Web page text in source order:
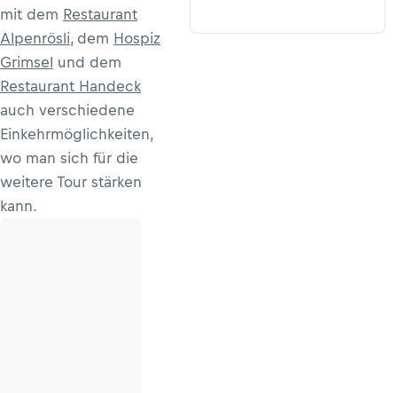
mit dem Restaurant
Alpenrösli, dem Hospiz
Grimsel und dem
Restaurant Handeck
auch verschiedene
Einkehrmöglichkeiten,
wo man sich für die
weitere Tour stärken
kann.